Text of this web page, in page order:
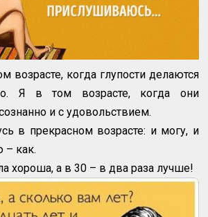
возрасте, когда глупости делаются
Я в том возрасте, когда они
и с удовольствием.
в прекрасном возрасте: и могу, и
– как.
хороша, а в 30 – в два раза лучше!